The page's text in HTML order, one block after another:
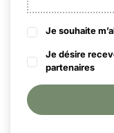
Je souhaite
Je désire
partenaires